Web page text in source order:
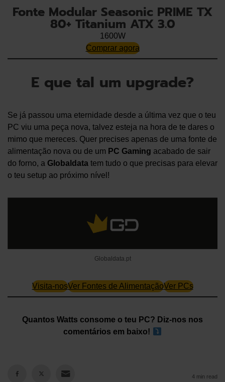
Fonte Modular Seasonic PRIME TX
80+ Titanium ATX 3.0
1600W
Comprar agora
E que tal um upgrade?
Se já passou uma eternidade desde a última vez que o teu
PC viu uma peça nova, talvez esteja na hora de te dares o
mimo que mereces. Quer precises apenas de uma fonte de
alimentação nova ou de um PC Gaming acabado de sair
do forno, a Globaldata tem tudo o que precisas para elevar
o teu setup ao próximo nível!
Globaldata.pt
Visita-nosVer Fontes de AlimentaçãoVer PCs
Quantos Watts consome o teu PC? Diz-nos nos
comentários em baixo!
4 min read